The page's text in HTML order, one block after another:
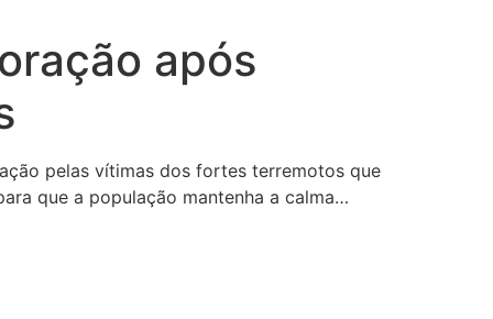
após
pelas vítimas dos fortes terremotos que
que a população mantenha a calma…